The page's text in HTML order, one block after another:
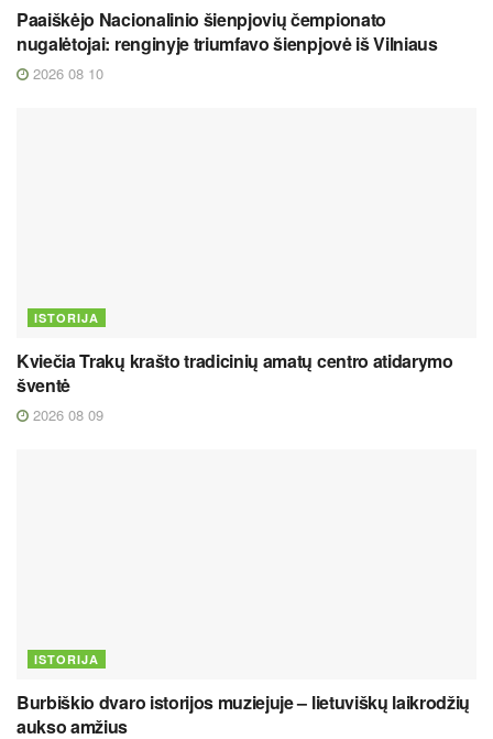
Paaiškėjo Nacionalinio šienpjovių čempionato
nugalėtojai: renginyje triumfavo šienpjovė iš Vilniaus
2026 08 10
ISTORIJA
Kviečia Trakų krašto tradicinių amatų centro atidarymo
šventė
2026 08 09
ISTORIJA
Burbiškio dvaro istorijos muziejuje – lietuviškų laikrodžių
aukso amžius